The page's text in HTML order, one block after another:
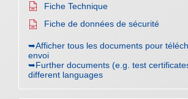
Fiche Technique
Fiche de données de sécurité
➥Afficher tous les documents pour
envoi
➥Further documents (e.g. test
different languages